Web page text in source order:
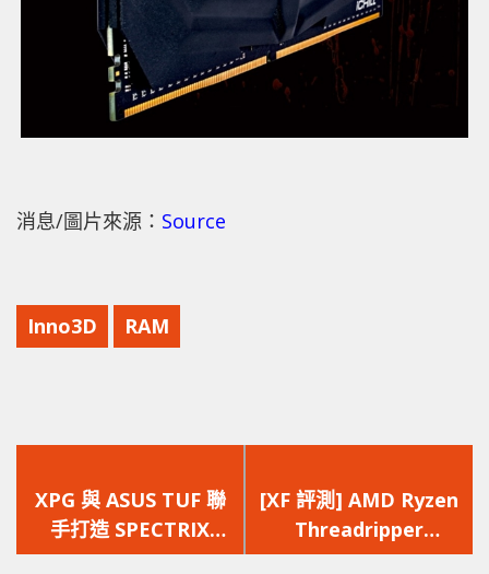
消息/圖片來源： Source
Inno3D RAM
一
篇
文
XPG 與 ASUS TUF 聯
手打造 SPECTRIX
D41 電競記憶體
一
篇
文
[XF 評測] AMD Ryzen
Threadripper
2990WX 剪片更快？特